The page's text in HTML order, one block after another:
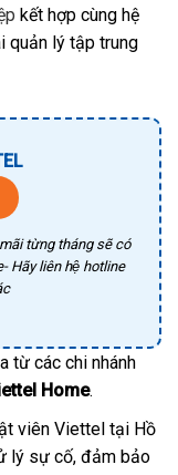
kết hợp cùng hệ
quản lý tập trung
từng tháng sẽ có
Hãy liên hệ hotline
từ các chi nhánh
Home.
viên Viettel tại Hồ
lý sự cố, đảm bảo